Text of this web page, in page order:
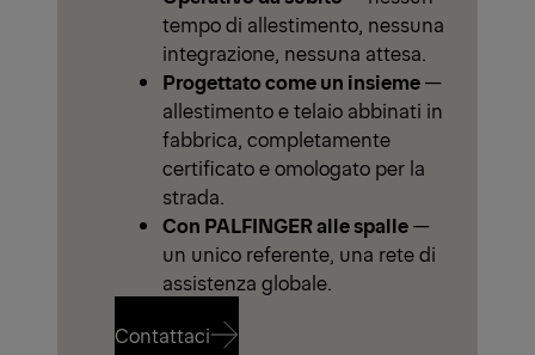
tempo di allestimento, nessuna
integrazione, nessuna attesa.
Progettato come un insieme—
allestimento e telaio abbinati in
fabbrica, completamente
certificato e omologato per la
strada.
Con PALFINGER alle spalle—
un unico referente, una rete di
assistenza globale.
Contattaci